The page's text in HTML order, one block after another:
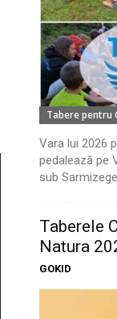
Tabere pentru
Vara lui 2026
pedalează pe
sub
Taberele
Natura
GOKID